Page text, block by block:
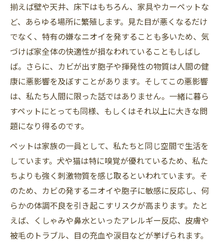
揃えば壁や天井、床下はもちろん、家具やカーペットな
ど、あらゆる場所に繁殖します。見た目が悪くなるだけ
でなく、特有の嫌なニオイを発することも多いため、気
づけば家全体の快適性が損なわれていることもしばし
ば。さらに、カビが出す胞子や揮発性の物質は人間の健
康に悪影響を及ぼすことがあります。そしてこの悪影響
は、私たち人間に限った話ではありません。一緒に暮ら
すペットにとっても同様、もしくはそれ以上に大きな問
題になり得るのです。
ペットは家族の一員として、私たちと同じ空間で生活を
しています。犬や猫は特に嗅覚が優れているため、私た
ちよりも強く刺激物質を感じ取るといわれています。そ
のため、カビの発するニオイや胞子に敏感に反応し、何
らかの体調不良を引き起こすリスクが高まります。たと
えば、くしゃみや鼻水といったアレルギー反応、皮膚や
被毛のトラブル、目の充血や涙目などが挙げられます。